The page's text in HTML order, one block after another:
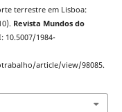
terrestre em Lisboa:
Revista Mundos do
10.5007/1984-
article/view/98085.